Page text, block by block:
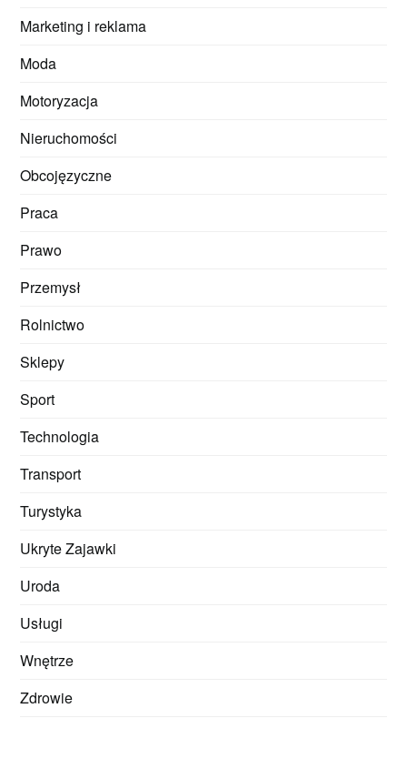
Marketing i reklama
Moda
Motoryzacja
Nieruchomości
Obcojęzyczne
Praca
Prawo
Przemysł
Rolnictwo
Sklepy
Sport
Technologia
Transport
Turystyka
Ukryte Zajawki
Uroda
Usługi
Wnętrze
Zdrowie